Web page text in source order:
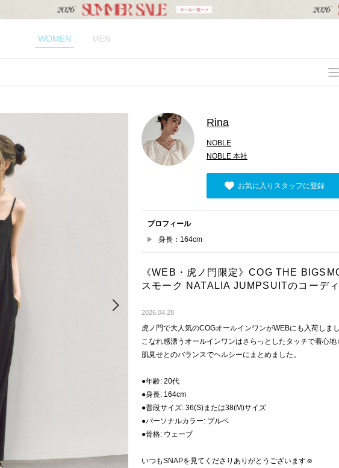
WOMEN MEN
Rina
NOBLE
NOBLE 本社
お気に入りスタッフに登録
プロフィール
身長：164cm
《WEB・虎ノ門限定》COG THE
スモーク NATALIA JUMPSUITのコーデ
2026.04.28
虎ノ門で大人気のCOGオールインワンがWEBにも入荷しまし
こなれ感漂うオールインワンはさらっとしたタッチで着心
肌見せとのバランスでヘルシーにまとめました。
●年齢: 20代
●身長: 164cm
●普段サイズ: 36(S)または38(M)サイズ
●パーソナルカラー: ブルベ
●骨格: ウェーブ
いつもSNAPを見てくださりありがとうございます☺︎